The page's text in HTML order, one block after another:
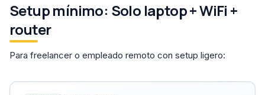
Setup mínimo: Solo laptop + WiFi +
router
Para freelancer o empleado remoto con setup ligero: